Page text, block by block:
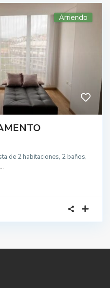
Arriendo
de 2 habitaciones, 2 baños,
...